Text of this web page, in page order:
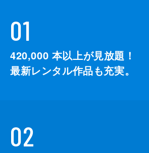
01
420,000 本以上が見放題！
最新レンタル作品も充実。
02